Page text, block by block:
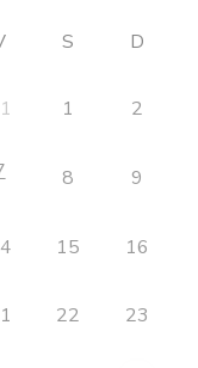
S D
1 2
8 9
15 16
22 23